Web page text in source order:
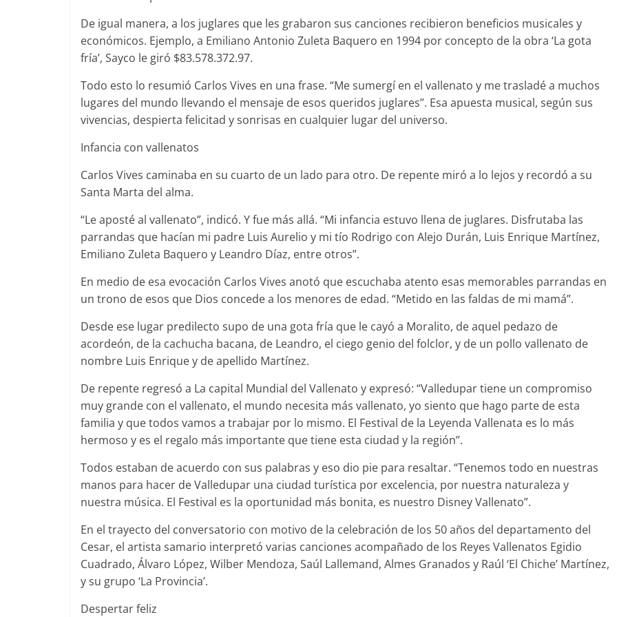
De igual manera, a los juglares que les grabaron sus canciones recibieron beneficios musicales y
económicos. Ejemplo, a Emiliano Antonio Zuleta Baquero en 1994 por concepto de la obra ‘La gota
fría’, Sayco le giró $83.578.372.97.
Todo esto lo resumió Carlos Vives en una frase. “Me sumergí en el vallenato y me trasladé a muchos
lugares del mundo llevando el mensaje de esos queridos juglares”. Esa apuesta musical, según sus
vivencias, despierta felicitad y sonrisas en cualquier lugar del universo.
Infancia con vallenatos
Carlos Vives caminaba en su cuarto de un lado para otro. De repente miró a lo lejos y recordó a su
Santa Marta del alma.
“Le aposté al vallenato”, indicó. Y fue más allá. “Mi infancia estuvo llena de juglares. Disfrutaba las
parrandas que hacían mi padre Luis Aurelio y mi tío Rodrigo con Alejo Durán, Luis Enrique Martínez,
Emiliano Zuleta Baquero y Leandro Díaz, entre otros”.
En medio de esa evocación Carlos Vives anotó que escuchaba atento esas memorables parrandas en
un trono de esos que Dios concede a los menores de edad. “Metido en las faldas de mi mamá”.
Desde ese lugar predilecto supo de una gota fría que le cayó a Moralito, de aquel pedazo de
acordeón, de la cachucha bacana, de Leandro, el ciego genio del folclor, y de un pollo vallenato de
nombre Luis Enrique y de apellido Martínez.
De repente regresó a La capital Mundial del Vallenato y expresó: “Valledupar tiene un compromiso
muy grande con el vallenato, el mundo necesita más vallenato, yo siento que hago parte de esta
familia y que todos vamos a trabajar por lo mismo. El Festival de la Leyenda Vallenata es lo más
hermoso y es el regalo más importante que tiene esta ciudad y la región”.
Todos estaban de acuerdo con sus palabras y eso dio pie para resaltar. “Tenemos todo en nuestras
manos para hacer de Valledupar una ciudad turística por excelencia, por nuestra naturaleza y
nuestra música. El Festival es la oportunidad más bonita, es nuestro Disney Vallenato”.
En el trayecto del conversatorio con motivo de la celebración de los 50 años del departamento del
Cesar, el artista samario interpretó varias canciones acompañado de los Reyes Vallenatos Egidio
Cuadrado, Álvaro López, Wilber Mendoza, Saúl Lallemand, Almes Granados y Raúl ‘El Chiche’ Martínez,
y su grupo ‘La Provincia’.
Despertar feliz